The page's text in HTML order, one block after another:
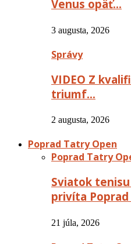
Venus opäť…
3 augusta, 2026
Správy
VIDEO Z
triumf…
2 augusta, 2026
Poprad Tatry Open
Poprad Tatry
Sviatok
privíta
21 júla, 2026